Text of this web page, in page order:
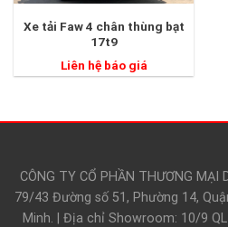
Xe tải Faw 4 chân thùng bạt
17t9
Liên hệ báo giá
CÔNG TY CỔ PHẦN THƯƠNG MẠI
79/43 Đường số 51, Phường 14,
Minh. | Địa chỉ Showroom: 10/9